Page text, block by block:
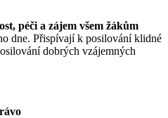
péči a zájem všem žákům
dne. Přispívají k posilování klidné
dobrých vzájemných